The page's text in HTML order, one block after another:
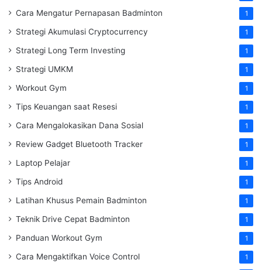
Cara Mengatur Pernapasan Badminton 1
Strategi Akumulasi Cryptocurrency 1
Strategi Long Term Investing 1
Strategi UMKM 1
Workout Gym 1
Tips Keuangan saat Resesi 1
Cara Mengalokasikan Dana Sosial 1
Review Gadget Bluetooth Tracker 1
Laptop Pelajar 1
Tips Android 1
Latihan Khusus Pemain Badminton 1
Teknik Drive Cepat Badminton 1
Panduan Workout Gym 1
Cara Mengaktifkan Voice Control 1